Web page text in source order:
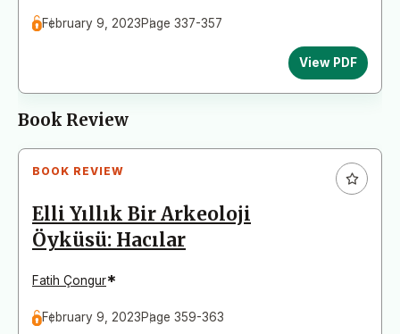
February 9, 2023Page 337-357
View PDF
Book Review
BOOK REVIEW
Elli Yıllık Bir Arkeoloji
Öyküsü: Hacılar
Fatih Çongur*
February 9, 2023Page 359-363